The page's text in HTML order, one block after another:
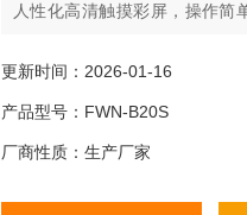
人性化高清触摸彩屏，操作简
的计量需求。图形化直视操作
自动生成称重记录，和各种管
率800*480）; 按键:5键（机械
更新时间：2026-01-16
产品型号：FWN-B20S
厂商性质：生产厂家